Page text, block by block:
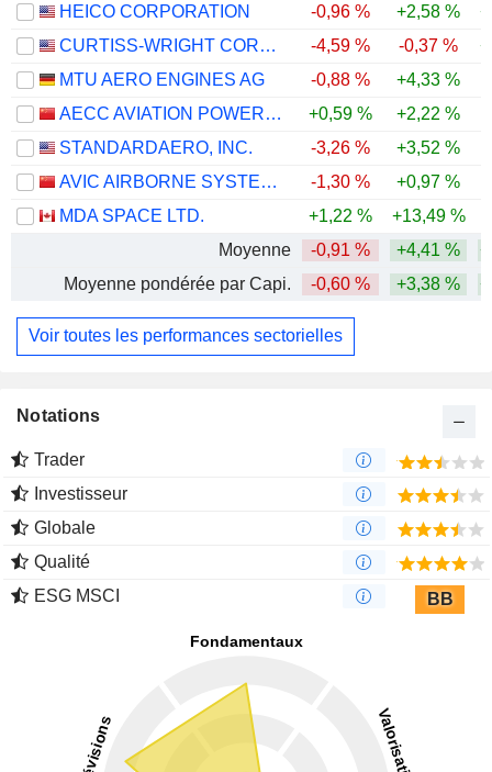
HEICO CORPORATION
-0,96 % +2,58 %
CURTISS-WRIGHT CORPORATION
-4,59 % -0,37 %
MTU AERO ENGINES AG
-0,88 % +4,33 %
AECC AVIATION POWER CO.,LTD
+0,59 % +2,22 %
STANDARDAERO, INC.
-3,26 % +3,52 %
AVIC AIRBORNE SYSTEMS CO., LTD.
-1,30 % +0,97 %
MDA SPACE LTD.
+1,22 % +13,49 %
Moyenne
-0,91 % +4,41 %
Moyenne pondérée par Capi.
-0,60 % +3,38 %
Voir toutes les performances sectorielles
Notations
Trader
Investisseur
Globale
Qualité
ESG MSCI
BB